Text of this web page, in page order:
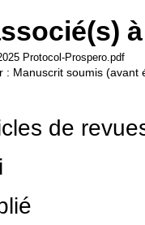
Protocol-Prospero.pdf
: Manuscrit soumis (avant
de